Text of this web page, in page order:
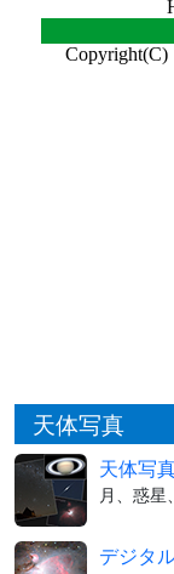
天体写真
天体写
月、惑
デジタ